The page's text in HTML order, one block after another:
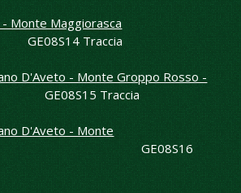
Monte Maggiorasca
Traccia
D'Aveto - Monte Groppo Rosso -
Traccia
D'Aveto - Monte